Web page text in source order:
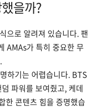
을까?
으로 알려져 있습니다. 팬
AMAs가 특히 중요한 무
하기는 어렵습니다. BTS
파워를 보여줬고, 케데
한 콘텐츠 힘을 증명했습